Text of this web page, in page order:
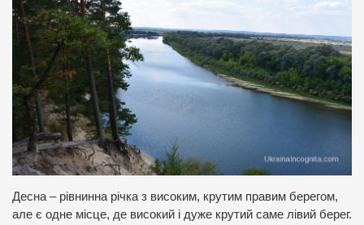
Десна – рівнинна річка з високим, крутим правим берегом,
але є одне місце, де високий і дуже крутий саме лівий берег.